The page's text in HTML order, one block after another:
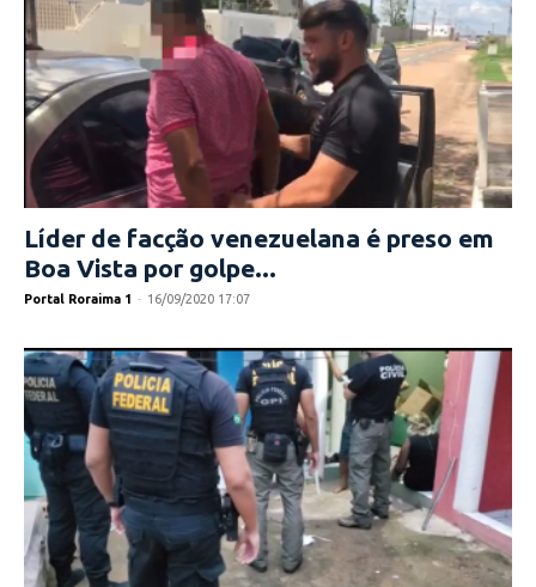
Líder de facção venezuelana é preso em
Boa Vista por golpe...
Portal Roraima 1 - 16/09/2020 17:07